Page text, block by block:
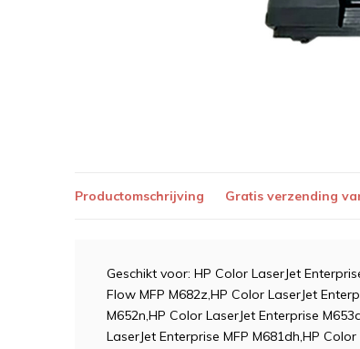
Productomschrijving Gratis verzending
Geschikt voor: HP Color LaserJet
Flow MFP M682z,HP Color LaserJet
M652n,HP Color LaserJet Enterprise
LaserJet Enterprise MFP M681dh,HP